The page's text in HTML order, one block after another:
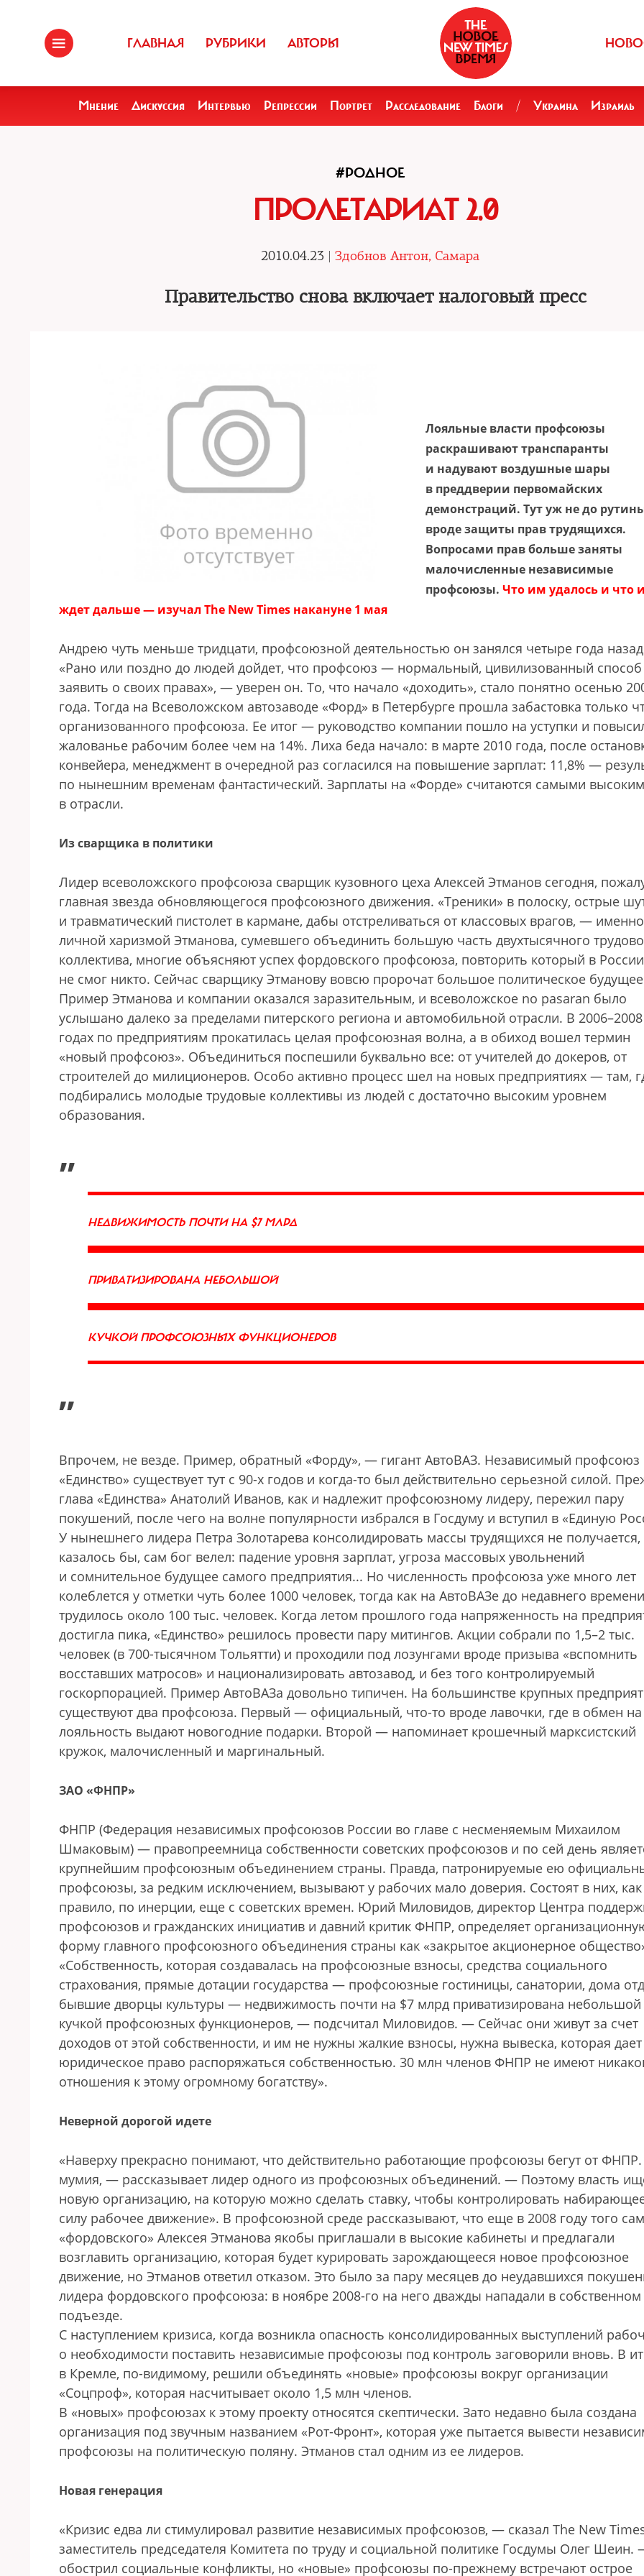
ГЛАВНАЯ РУБРИКИ АВТОРЫ
Мнение Дискуссия Интервью Репрессии Портрет Расследование Блоги / Украина Израиль
#РОДНОЕ
ПРОЛЕТАРИАТ 2.0
2010.04.23 | Здобнов Антон, Самара
Правительство снова включает налоговый пресс
Лояльные власти профсоюзы
раскрашивают транспаранты
и надувают воздушные шары
в преддверии первомайских
демонстраций. Тут уж не до
вроде защиты прав трудящихся.
Вопросами прав больше заняты
малочисленные независимые
профсоюзы. Что им удалось и что
ждет дальше — изучал The New Times накануне 1 мая
Андрею чуть меньше тридцати, проф­союзной деятельностью он занялся четыре года
«Рано или поздно до людей дойдет, что проф­союз — нормальный, цивилизованный способ
заявить о своих правах», — уверен он. То, что начало «доходить», стало понятно осенью
года. Тогда на Всеволожском автозаводе «Форд» в Петербурге прошла забастовка только
организованного профсоюза. Ее итог — руководство компании пошло на уступки и
жалованье рабочим более чем на 14%. Лиха беда начало: в марте 2010 года, после
конвейера, менеджмент в очередной раз согласился на повышение зарплат: 11,8% —
по нынешним временам фантастический. Зарплаты на «Форде» считаются самыми
в отрасли.
Из сварщика в политики
Лидер всеволожского профсоюза сварщик кузовного цеха Алексей Этманов сегодня,
главная звезда обновляющегося проф­союзного движения. «Треники» в полоску, острые
и травматический пистолет в кармане, дабы отстреливаться от классовых врагов, — именно
личной харизмой Этманова, сумевшего объединить большую часть двухтысячного
коллектива, многие объясняют успех фордовского профсоюза, повторить который в
не смог никто. Сейчас сварщику Этманову вовсю пророчат большое политическое
Пример Этманова и компании оказался заразительным, и всеволожское no pasaran было
услышано далеко за пределами питерского региона и автомобильной отрасли. В 2006–2008
годах по предприятиям прокатилась целая профсоюзная волна, а в обиход вошел термин
«новый профсоюз». Объединиться поспешили буквально все: от учителей до докеров, от
строителей до милиционеров. Особо активно процесс шел на новых предприятиях — там,
подбирались молодые трудовые коллективы из людей с достаточно высоким уровнем
образования.
„
НЕДВИЖИМОСТЬ ПОЧТИ НА $7 МЛРД
ПРИВАТИЗИРОВАНА НЕБОЛЬШОЙ
КУЧКОЙ ПРОФСОЮЗНЫХ ФУНКЦИОНЕРОВ
”
Впрочем, не везде. Пример, обратный «Форду», — гигант АвтоВАЗ. Независимый проф­союз
«Единство» существует тут с 90-х годов и когда-то был действительно серьезной силой.
глава «Единства» Анатолий Иванов, как и надлежит профсоюзному лидеру, пережил пару
покушений, после чего на волне популярности избрался в Госдуму и вступил в «Единую
У нынешнего лидера Петра Золотарева консолидировать массы трудящихся не получается,
казалось бы, сам бог велел: падение уровня зарплат, угроза массовых увольнений
и сомнительное будущее самого предприятия... Но численность профсоюза уже много лет
колеблется у отметки чуть более 1000 человек, тогда как на АвтоВАЗе до недавнего времени
трудилось около 100 тыс. человек. Когда летом прошлого года напряженность на
достигла пика, «Единство» решилось провести пару митингов. Акции собрали по 1,5–2 тыс.
человек (в 700-тысячном Тольятти) и проходили под лозунгами вроде призыва «вспомнить
восставших матросов» и национализировать автозавод, и без того контролируемый
госкорпорацией. Пример АвтоВАЗа довольно типичен. На большинстве крупных
существуют два профсоюза. Первый — официальный, что-то вроде лавочки, где в обмен на
лояльность выдают новогодние подарки. Второй — напоминает крошечный марксистский
кружок, малочисленный и маргинальный.
ЗАО «ФНПР»
ФНПР (Федерация независимых профсоюзов России во главе с несменяемым Михаилом
Шмаковым) — правопреемница собственности советских профсоюзов и по сей день
крупнейшим профсоюзным объединением страны. Правда, патронируемые ею
профсоюзы, за редким исключением, вызывают у рабочих мало доверия. Состоят в них, как
правило, по инерции, еще с советских времен. Юрий Миловидов, директор Цент­ра
профсоюзов и гражданских инициатив и давний критик ФНПР, определяет
форму главного профсоюзного объединения страны как «закрытое акционерное
«Собственность, которая создавалась на профсоюзные взносы, средства социального
страхования, прямые дотации государства — профсоюзные гостиницы, санатории, дома
бывшие дворцы культуры — недвижимость почти на $7 млрд приватизирована небольшой
кучкой профсоюзных функционеров, — подсчитал Миловидов. — Сейчас они живут за счет
доходов от этой собственности, и им не нужны жалкие взносы, нужна вывеска, которая дает
юридическое право распоряжаться собственностью. 30 млн членов ФНПР не имеют
отношения к этому огромному богатству».
Неверной дорогой идете
«Наверху прекрасно понимают, что действительно работающие профсоюзы бегут от ФНПР.
мумия, — рассказывает лидер одного из профсоюзных объединений. — Поэтому власть
новую организацию, на которую можно сделать ставку, чтобы контролировать
силу рабочее движение». В профсоюзной среде рассказывают, что еще в 2008 году того
«фордовского» Алексея Этманова якобы приглашали в высокие кабинеты и предлагали
возглавить организацию, которая будет курировать зарождающееся новое профсоюзное
движение, но Этманов ответил отказом. Это было за пару месяцев до неудавшихся
лидера фордовского профсоюза: в ноябре 2008-го на него дважды нападали в собственном
подъезде.
С наступлением кризиса, когда возникла опасность консолидированных выступлений
о необходимости поставить независимые профсоюзы под контроль заговорили вновь. В
в Кремле, по-видимому, решили объединять «новые» профсоюзы вокруг организации
«Соцпроф», которая насчитывает около 1,5 млн членов.
В «новых» профсоюзах к этому проекту относятся скептически. Зато недавно была создана
организация под звучным названием «Рот-Фронт», которая уже пытается вывести
профсоюзы на политическую поляну. Этманов стал одним из ее лидеров.
Новая генерация
«Кризис едва ли стимулировал развитие независимых профсоюзов, — сказал The New
заместитель председателя Комитета по труду и социальной политике Госдумы Олег
обострил социальные конфликты, но «новые» профсоюзы по-прежнему встречают острое